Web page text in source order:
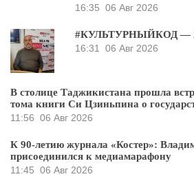
16:35 06 Авг 2026
#КУЛЬТУРНЫЙКОД —
16:31
06 Авг 2026
В столице Таджикистана прошла
тома книги Си Цзиньпина о
11:56 06 Авг 2026
К 90-летию журнала «Костер»:
присоединился к медиамарафону
11:45 06 Авг 2026